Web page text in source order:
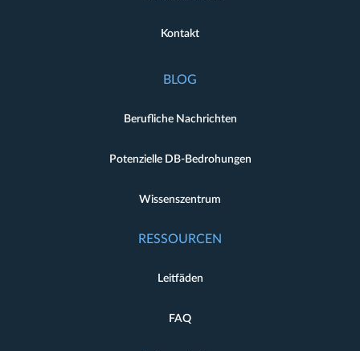
Kontakt
BLOG
Berufliche Nachrichten
Potenzielle DB-Bedrohungen
Wissenszentrum
RESSOURCEN
Leitfäden
FAQ